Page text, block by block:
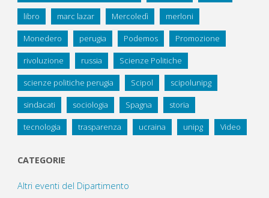
libro marc lazar Mercoledì merloni
Monedero perugia Podemos Promozione
rivoluzione russia Scienze Politiche
scienze politiche perugia Scipol scipolunipg
sindacati sociologia Spagna storia
tecnologia trasparenza ucraina unipg Video
CATEGORIE
Altri eventi del Dipartimento